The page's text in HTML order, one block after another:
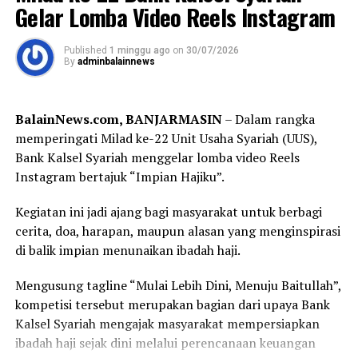
Post Views: 28
Sebarkan
0
Kedatangan Gubernur H. Muhidin disambut Pangdam
XXII/Tambun Bungai Mayjen TNI Zainal Arifin bersama
jajaran Forum Koordinasi Pimpinan Daerah
(Forkopimda) Kalimantan Selatan, di antaranya Ketua
Provinsi Kalimantan Selatan, Bupati Hulu Sungai
Tengah, serta jajaran TNI, Polri, dan pemerintah daerah.
Dalam sambutannya, Gubernur H. Muhidin mengajak
memperkuat persaudaraan sekaligus membangun
prestasi sepak bola Banua.
baik, lancar, serta mendapat bimbingan dan petunjuk
dari Allah SWT. Atas nama Pemerintah Provinsi
Kalimantan Selatan, saya menyampaikan apresiasi
kepada Pangdam XXII/Tambun Bungai beserta seluruh
Gelar Lomba Video Reels Instagram
Published 1 minggu ago on 30/07/2026
By adminbalainnews
BalainNews.com, BANJARMASIN– Dalam rangka
memperingati Milad ke-22 Unit Usaha Syariah (UUS),
Bank Kalsel Syariah menggelar lomba video Reels
Instagram bertajuk “Impian Hajiku”.
Kegiatan ini jadi ajang bagi masyarakat untuk berbagi
cerita, doa, harapan, maupun alasan yang menginspirasi
di balik impian menunaikan ibadah haji.
Mengusung tagline “Mulai Lebih Dini, Menuju Baitullah”,
kompetisi tersebut merupakan bagian dari upaya Bank
Kalsel Syariah mengajak masyarakat mempersiapkan
ibadah haji sejak dini melalui perencanaan keuangan